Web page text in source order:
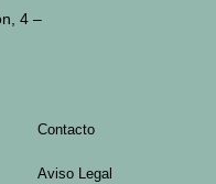
4 –
Contacto
Aviso Legal